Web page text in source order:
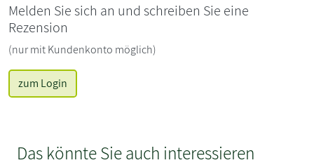
Melden Sie sich an und schreiben Sie eine
Rezension
(nur mit Kundenkonto möglich)
zum Login
Das könnte Sie auch interessieren